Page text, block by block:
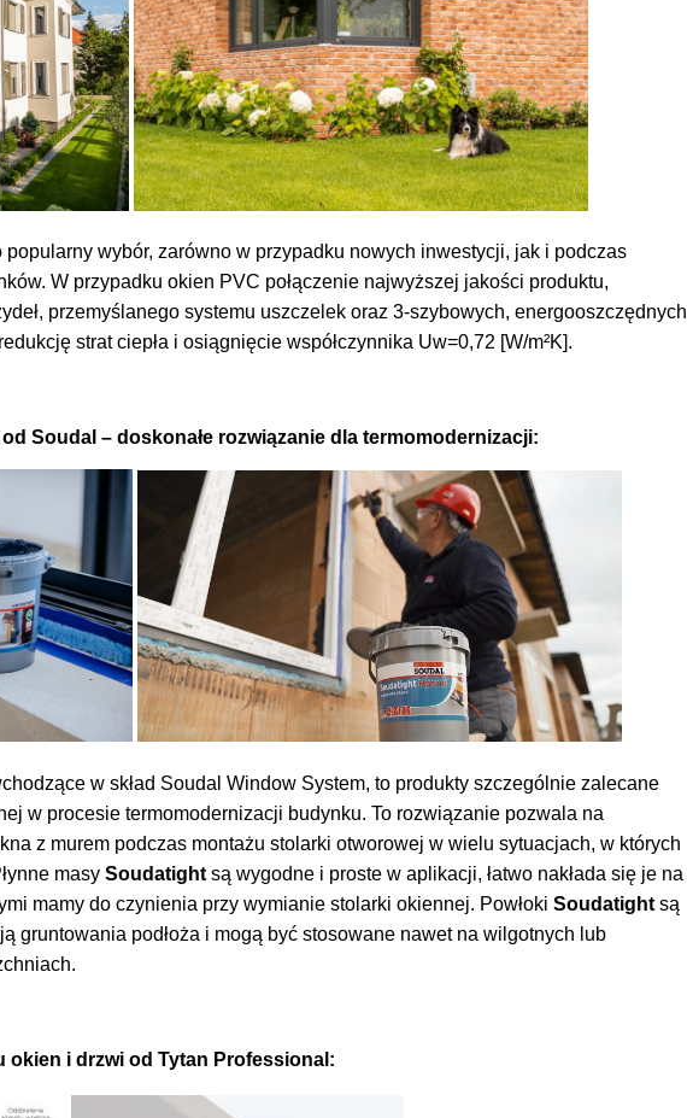
wybór, zarówno w przypadku nowych inwestycji, jak i podczas
W przypadku okien PVC połączenie najwyższej jakości produktu,
przemyślanego systemu uszczelek oraz 3-szybowych, energooszczędnych
strat ciepła i osiągnięcie współczynnika Uw=0,72 [W/m²K].
Soudal – doskonałe rozwiązanie dla termomodernizacji:
w skład Soudal Window System, to produkty szczególnie zalecane
w procesie termomodernizacji budynku. To rozwiązanie pozwala na
z murem podczas montażu stolarki otworowej w wielu sytuacjach, w których
masy Soudatight są wygodne i proste w aplikacji, łatwo nakłada się je na
mamy do czynienia przy wymianie stolarki okiennej. Powłoki Soudatight są
gruntowania podłoża i mogą być stosowane nawet na wilgotnych lub
okien i drzwi od Tytan Professional: